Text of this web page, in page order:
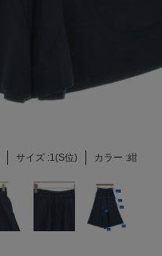
サイズ :1(S位) カラー :紺